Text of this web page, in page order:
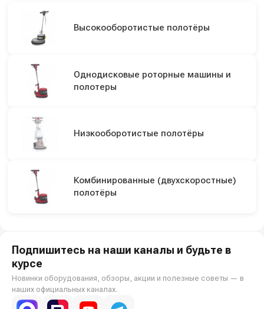
Высокооборотистые полотёры
Однодисковые роторные машины и
полотеры
Низкооборотистые полотёры
Комбинированные (двухскоростные)
полотёры
Подпишитесь на наши каналы и будьте в
курсе
Новинки оборудования, обзоры, акции и полезные советы — в
наших официальных каналах.